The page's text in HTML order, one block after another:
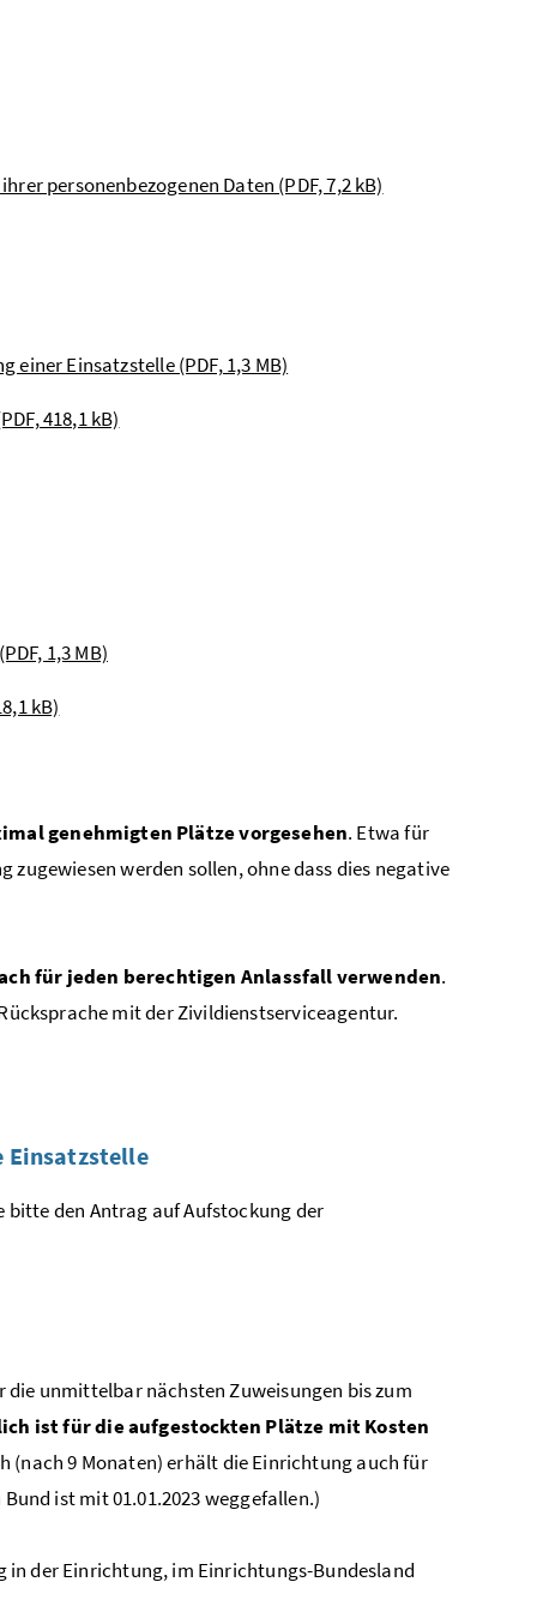
personenbezogenen Daten (PDF, 7,2 kB)
Einsatzstelle (PDF, 1,3 MB)
418,1 kB)
1,3 MB)
kB)
genehmigten Plätze vorgesehen. Etwa für
werden sollen, ohne dass dies negative
für jeden berechtigen Anlassfall verwenden.
mit der Zivildienstserviceagentur.
Einsatzstelle
bitte den Antrag auf Aufstockung der
unmittelbar nächsten Zuweisungen bis zum
ist für die aufgestockten Plätze mit Kosten
(nach 9 Monaten) erhält die Einrichtung auch für
ist mit 01.01.2023 weggefallen.)
der Einrichtung, im Einrichtungs-Bundesland